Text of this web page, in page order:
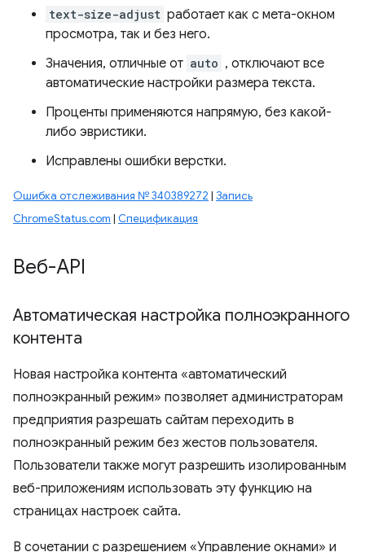
text-size-adjust работает как с мета-окном
просмотра, так и без него.
Значения, отличные от auto , отключают все
автоматические настройки размера текста.
Проценты применяются напрямую, без какой-
либо эвристики.
Исправлены ошибки верстки.
Ошибка отслеживания № 340389272 | Запись
ChromeStatus.com | Спецификация
Веб-API
Автоматическая настройка полноэкранного
контента
Новая настройка контента «автоматический
полноэкранный режим» позволяет администраторам
предприятия разрешать сайтам переходить в
полноэкранный режим без жестов пользователя.
Пользователи также могут разрешить изолированным
веб-приложениям использовать эту функцию на
страницах настроек сайта.
В сочетании с разрешением «Управление окнами» и